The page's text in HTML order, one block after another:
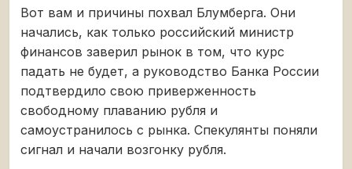
Вот вам и причины похвал Блумберга. Они
начались, как только российский министр
финансов заверил рынок в том, что курс
падать не будет, а руководство Банка России
подтвердило свою приверженность
свободному плаванию рубля и
самоустранилось с рынка. Спекулянты поняли
сигнал и начали возгонку рубля.